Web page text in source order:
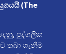
(The
පුද්ගලික
තබා ගැනීම